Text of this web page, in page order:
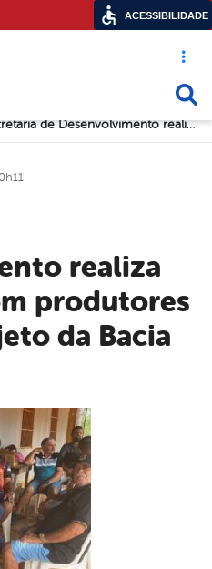
Acesso
Secretaria de Desenvolvimento realiza encontros com produtores rurais do Projeto da Bacia Leiteira
realiza
produtores
da Bacia
ACESSIBILIDADE